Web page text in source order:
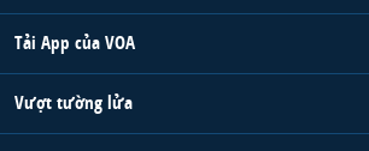
Tải App của VOA
Vượt tường lửa